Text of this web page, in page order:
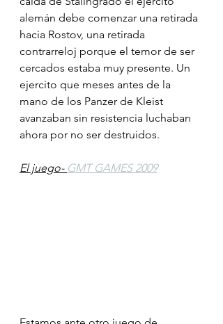
alemán debe comenzar una retirada
hacia Rostov, una retirada
contrarreloj porque el temor de ser
cercados estaba muy presente. Un
ejercito que meses antes de la
mano de los Panzer de Kleist
avanzaban sin resistencia luchaban
ahora por no ser destruidos.
El juego- GMT GAMES 2009